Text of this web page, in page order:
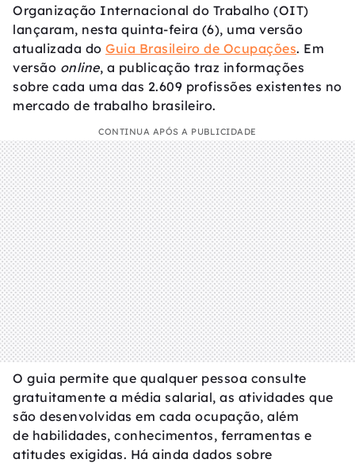
Organização Internacional do Trabalho (OIT)
lançaram, nesta quinta-feira (6), uma versão
atualizada do Guia Brasileiro de Ocupações. Em
versão online, a publicação traz informações
sobre cada uma das 2.609 profissões existentes no
mercado de trabalho brasileiro.
CONTINUA APÓS A PUBLICIDADE
O guia permite que qualquer pessoa consulte
gratuitamente a média salarial, as atividades que
são desenvolvidas em cada ocupação, além
de habilidades, conhecimentos, ferramentas e
atitudes exigidas. Há ainda dados sobre